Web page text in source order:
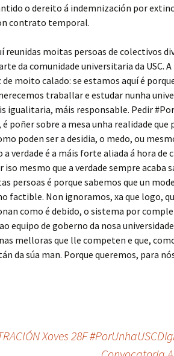
o dereito á indemnización por
contrato temporal.
reunidas moitas persoas de colectivos
da comunidade universitaria da USC.
de moito calado: se estamos aquí é
traballar e estudar nunha
igualitaria, máis responsable. Pedir
poñer sobre a mesa unha realidade
poden ser a desidia, o medo, ou
a verdade é a máis forte aliada á hora de
iso mesmo que a verdade sempre acaba
persoas é porque sabemos que un
factible. Non ignoramos, xa que logo,
como é debido, o sistema por
equipo de goberno da nosa
melloras que lle competen e que,
da súa man. Porque queremos, para
Xoves 28F